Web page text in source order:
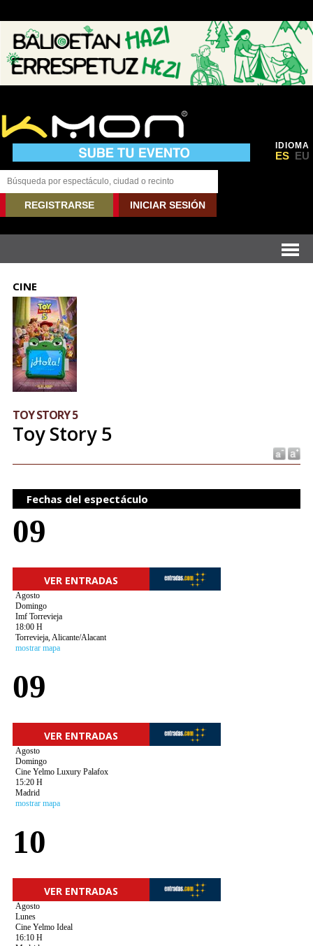
IDIOMA
ES EU
REGISTRARSE INICIAR SESIÓN
CINE
TOY STORY 5
Toy Story 5
Fechas del espectáculo
09
VER ENTRADAS
Agosto
Domingo
Imf Torrevieja
18:00 H
Torrevieja, Alicante/Alacant
mostrar mapa
09
VER ENTRADAS
Agosto
Domingo
Cine Yelmo Luxury Palafox
15:20 H
Madrid
mostrar mapa
10
VER ENTRADAS
Agosto
Lunes
Cine Yelmo Ideal
16:10 H